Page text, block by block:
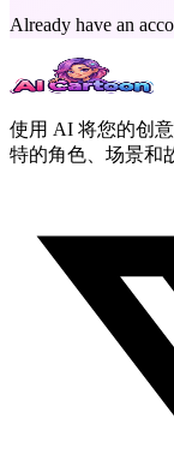
Already have an
使用 AI 将您的创
特的角色、场景和